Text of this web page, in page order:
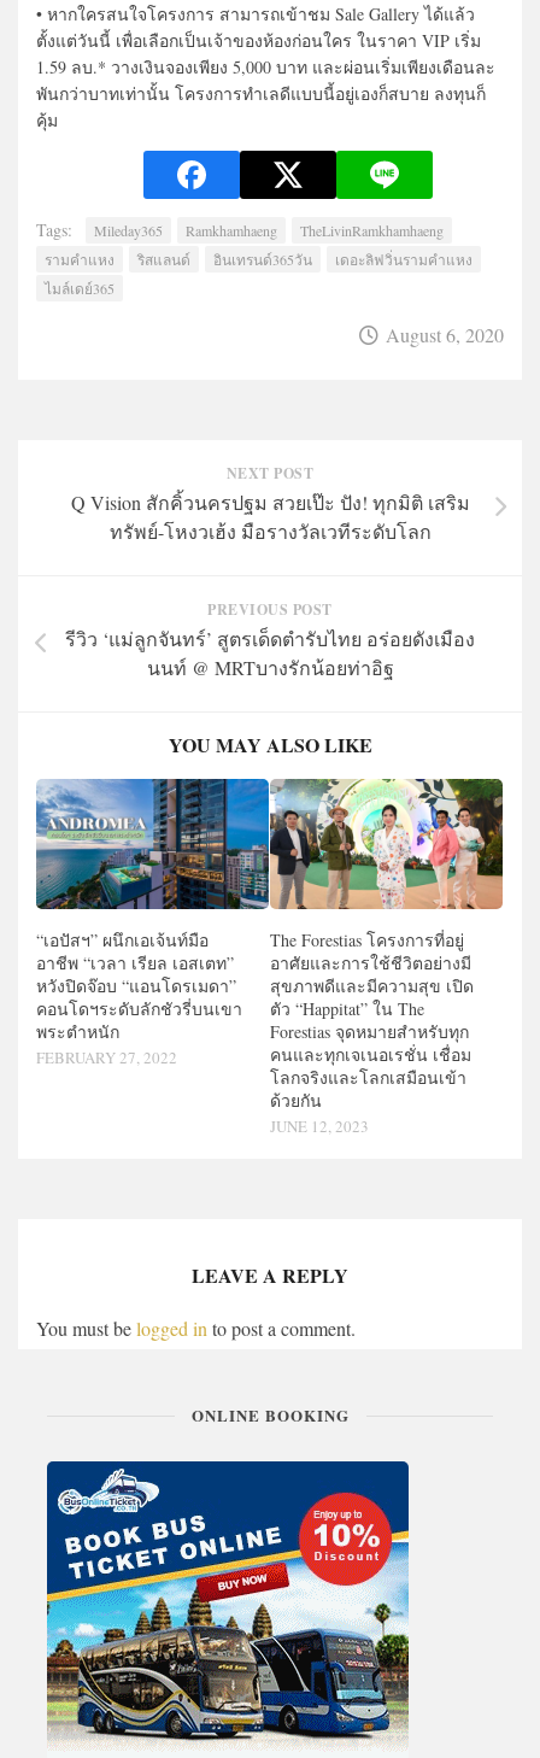
• หากใครสนใจโครงการ สามารถเข้าชม Sale Gallery ได้แล้ว
ตั้งแต่วันนี้ เพื่อเลือกเป็นเจ้าของห้องก่อนใคร ในราคา VIP เริ่ม
1.59 ลบ.* วางเงินจองเพียง 5,000 บาท และผ่อนเริ่มเพียงเดือนละ
พันกว่าบาทเท่านั้น โครงการทำเลดีแบบนี้อยู่เองก็สบาย ลงทุนก็
คุ้ม
Tags: Mileday365 Ramkhamhaeng
TheLivinRamkhamhaeng
รามคำแหง
ริสแลนด์ อินเทรนด์365วัน
เดอะลิฟวิ่นรามคำแหง
ไมล์เดย์365
August 6, 2020
NEXT POST
Q Vision สักคิ้วนครปฐม สวยเป๊ะ ปัง! ทุกมิติ เสริม
ทรัพย์-โหงวเฮ้ง มือรางวัลเวทีระดับโลก
PREVIOUS POST
รีวิว ‘แม่ลูกจันทร์’ สูตรเด็ดตำรับไทย อร่อยดังเมือง
นนท์ @ MRTบางรักน้อยท่าอิฐ
YOU MAY ALSO LIKE
“เอปัสฯ” ผนึกเอเจ้นท์มือ
อาชีพ “เวลา เรียล เอสเตท”
หวังปิดจ๊อบ “แอนโดรเมดา”
คอนโดฯระดับลักชัวรี่บนเขา
พระตำหนัก
FEBRUARY 27, 2022
The Forestias โครงการที่อยู่
อาศัยและการใช้ชีวิตอย่างมี
สุขภาพดีและมีความสุข เปิด
ตัว “Happitat” ใน The
Forestias จุดหมายสำหรับทุก
คนและทุกเจเนอเรชั่น เชื่อม
โลกจริงและโลกเสมือนเข้า
ด้วยกัน
JUNE 12, 2023
LEAVE A REPLY
You must belogged into post a comment.
ONLINE BOOKING